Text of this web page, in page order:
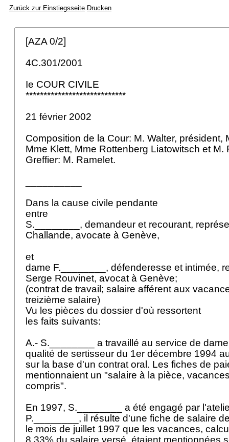
Zurück zur Einstiegsseite Drucken
[AZA 0/2]
4C.301/2001
Ie COUR CIVILE
****************************
21 février 2002
Composition de la Cour: M. Walter, président,
Mme Klett, Mme Rottenberg Liatowitsch et
Greffier: M. Ramelet.
Dans la cause civile pendante
entre
S.________, demandeur et recourant,
Challande, avocate à Genève,
et
dame F.________, défenderesse et intimée,
Serge Rouvinet, avocat à Genève;
(contrat de travail; salaire afférent aux
treizième salaire)
Vu les pièces du dossier d'où ressortent
les faits suivants:
A.- S.________ a travaillé au service de
qualité de sertisseur du 1er décembre 1994
sur la base d'un contrat oral. Les fiches de
mentionnaient un "salaire à la pièce,
compris".
En 1997, S.________ a été engagé par
P.________, il résulte d'une fiche de salaire
le mois de juillet 1997 que les vacances,
8,33% du salaire versé, étaient mentionnées